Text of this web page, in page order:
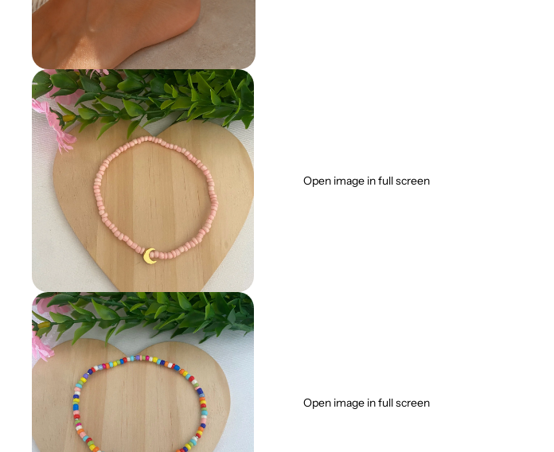
Open image in full screen
Open image in full screen